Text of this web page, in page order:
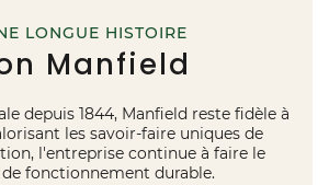
LONGUE HISTOIRE
Manfield
depuis 1844, Manfield reste fidèle à
les savoir-faire uniques de
l'entreprise continue à faire le
fonctionnement durable.